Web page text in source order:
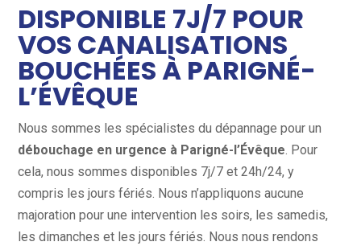
DISPONIBLE 7J/7 POUR
VOS CANALISATIONS
BOUCHÉES À PARIGNÉ-
L’ÉVÊQUE
Nous sommes les spécialistes du dépannage pour un
débouchage en urgence à Parigné-l’Évêque. Pour
cela, nous sommes disponibles 7j/7 et 24h/24, y
compris les jours fériés. Nous n’appliquons aucune
majoration pour une intervention les soirs, les samedis,
les dimanches et les jours fériés. Nous nous rendons